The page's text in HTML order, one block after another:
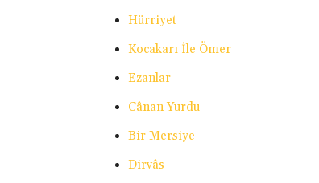
Hürriyet
Kocakarı İle Ömer
Ezanlar
Cânan Yurdu
Bir Mersiye
Dirvâs